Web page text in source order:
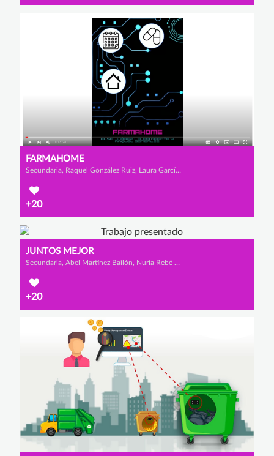
FARMAHOME
Secundaria, Raquel González Ruiz, Laura García Rodrigo y Elsa Juárez Espino
+20
JUNTOS MEJOR
Secundaria, Abel Martínez Bailón, Nuria Rebé Romo y Andrea Prado Gómez
+20